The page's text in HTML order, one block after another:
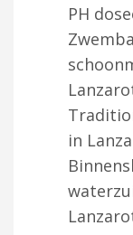
PH
in